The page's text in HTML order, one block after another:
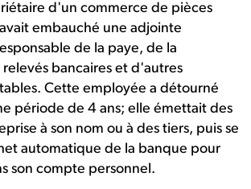
d'un commerce de pièces
embauché une adjointe
de la paye, de la
bancaires et d'autres
Cette employée a détourné
période de 4 ans; elle émettait des
à son nom ou à des tiers, puis se
automatique de la banque pour
son compte personnel.